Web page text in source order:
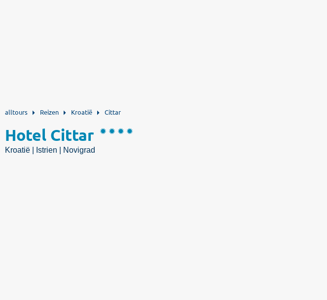
alltours Reizen Kroatië Cittar
Hotel Cittar
Kroatië | Istrien | Novigrad